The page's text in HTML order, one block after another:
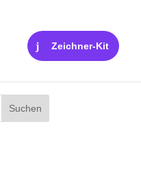
Zeichner-Kit